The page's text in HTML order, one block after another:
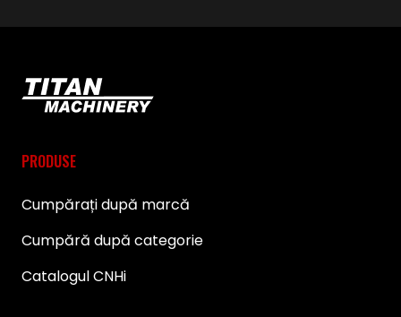
PRODUSE
Cumpărați după marcă
Cumpără după categorie
Catalogul CNHi